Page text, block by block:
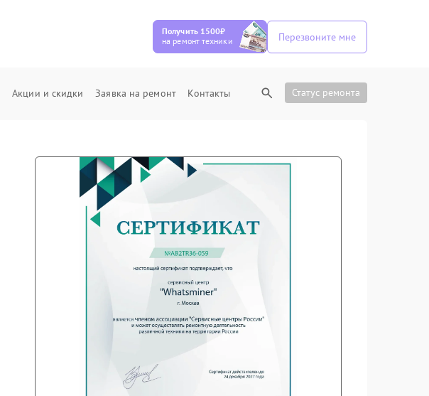
Получить 1500₽
на ремонт техники
Перезвоните мне
Акции и скидки Заявка на ремонт Контакты Статус ремонта